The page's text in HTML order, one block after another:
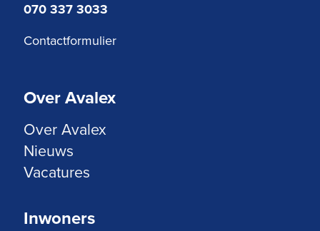
070 337 3033
Contactformulier
Over Avalex
Over Avalex
Nieuws
Vacatures
Inwoners